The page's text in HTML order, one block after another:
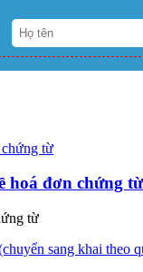
hoá đơn chứng từ
từ